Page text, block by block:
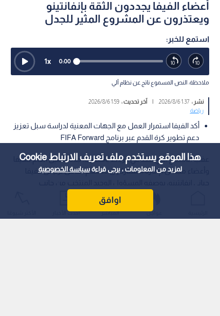
هذا الموقع يستخدم ملف تعريف الارتباط Cookie
لمزيد من المعلومات ، يرجى قراءةسياسة الخصوصية
اوافق
أعضاء الفيفا يجددون الثقة بإنفانتينو
ويعتذرون عن المشروع المثير للجدل
استمع للخبر:
0:00
1x
ملاحظة: النص المسموع ناتج عن نظام آلي
نشر :1:37 2026/8/6
| آخر تحديث :1:59 2026/8/6
رياضة
أكد الفيفا استمرار العمل مع الجهات المعنية لدراسة سبل تعزيز
دعم تطوير كرة القدم عبر برنامج FIFA Forward
عقب الاجتماع الذي عقد في الرباط بالمغرب، جدد الأمين العام للفيفا
وأعضاء مجلس الإدارة المشاركون دعمهم الكامل لرئيس الفيفا
عواجل المباشر أحدث الأخبار